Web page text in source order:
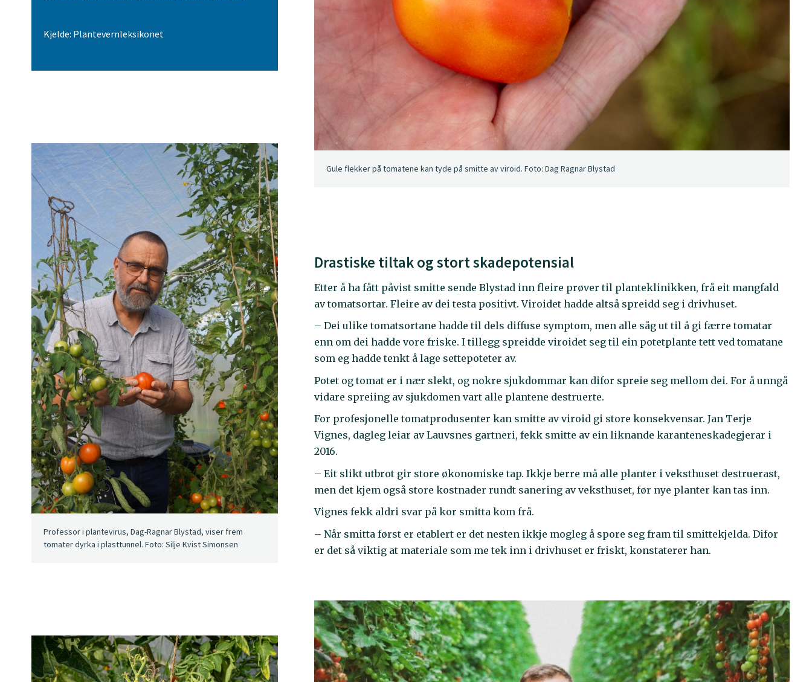
Gule flekker på tomatene kan tyde på smitte av viroid. Foto: Dag Ragnar Blystad
Drastiske tiltak og stort skadepotensial
Etter å ha fått påvist smitte sende Blystad inn fleire prøver til planteklinikken, frå eit mangfald
av tomatsortar. Fleire av dei testa positivt. Viroidet hadde altså spreidd seg i drivhuset.
– Dei ulike tomatsortane hadde til dels diffuse symptom, men alle såg ut til å gi færre tomatar
enn om dei hadde vore friske. I tillegg spreidde viroidet seg til ein potetplante tett ved tomatane
som eg hadde tenkt å lage settepoteter av.
Potet og tomat er i nær slekt, og nokre sjukdommar kan difor spreie seg mellom dei. For å unngå
vidare spreiing av sjukdomen vart alle plantene destruerte.
For profesjonelle tomatprodusenter kan smitte av viroid gi store konsekvensar. Jan Terje
Vignes, dagleg leiar av Lauvsnes gartneri, fekk smitte av ein liknande karanteneskadegjerar i
2016.
– Eit slikt utbrot gir store økonomiske tap. Ikkje berre må alle planter i veksthuset destruerast,
men det kjem også store kostnader rundt sanering av veksthuset, før nye planter kan tas inn.
Vignes fekk aldri svar på kor smitta kom frå.
– Når smitta først er etablert er det nesten ikkje mogleg å spore seg fram til smittekjelda. Difor
er det så viktig at materiale som me tek inn i drivhuset er friskt, konstaterer han.
Kjelde: Plantevernleksikonet
Professor i plantevirus, Dag-Ragnar Blystad, viser frem
tomater dyrka i plasttunnel. Foto: Silje Kvist Simonsen